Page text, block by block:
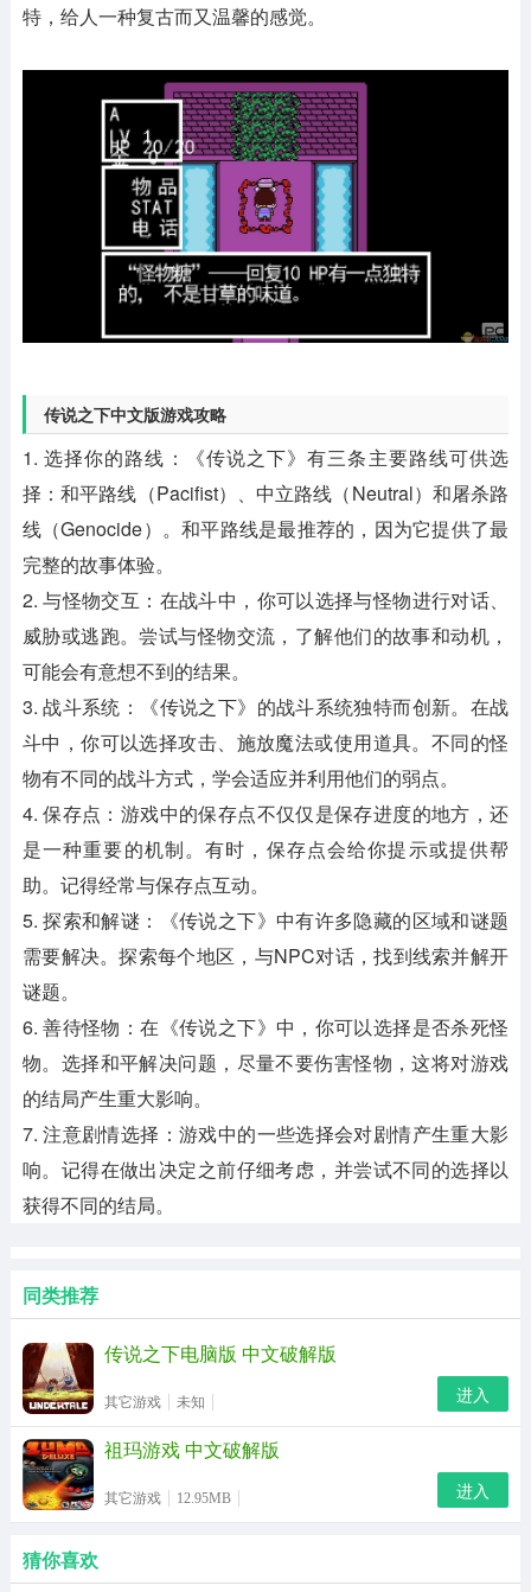
特，给人一种复古而又温馨的感觉。
传说之下中文版游戏攻略
1. 选择你的路线：《传说之下》有三条主要路线可供选
择：和平路线（Pacifist）、中立路线（Neutral）和屠杀路
线（Genocide）。和平路线是最推荐的，因为它提供了最
完整的故事体验。
2. 与怪物交互：在战斗中，你可以选择与怪物进行对话、
威胁或逃跑。尝试与怪物交流，了解他们的故事和动机，
可能会有意想不到的结果。
3. 战斗系统：《传说之下》的战斗系统独特而创新。在战
斗中，你可以选择攻击、施放魔法或使用道具。不同的怪
物有不同的战斗方式，学会适应并利用他们的弱点。
4. 保存点：游戏中的保存点不仅仅是保存进度的地方，还
是一种重要的机制。有时，保存点会给你提示或提供帮
助。记得经常与保存点互动。
5. 探索和解谜：《传说之下》中有许多隐藏的区域和谜题
需要解决。探索每个地区，与NPC对话，找到线索并解开
谜题。
6. 善待怪物：在《传说之下》中，你可以选择是否杀死怪
物。选择和平解决问题，尽量不要伤害怪物，这将对游戏
的结局产生重大影响。
7. 注意剧情选择：游戏中的一些选择会对剧情产生重大影
响。记得在做出决定之前仔细考虑，并尝试不同的选择以
获得不同的结局。
同类推荐
传说之下电脑版 中文破解版
其它游戏 未知 进入
祖玛游戏 中文破解版
其它游戏 12.95MB 进入
猜你喜欢